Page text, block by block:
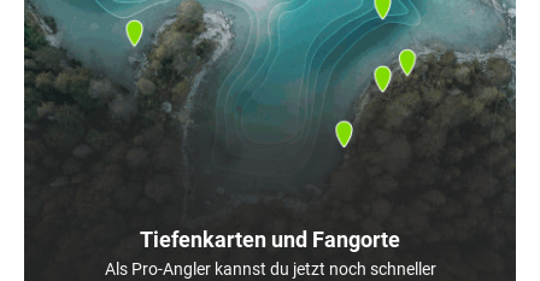
Tiefenkarten und Fangorte
Als Pro-Angler kannst du jetzt noch schneller